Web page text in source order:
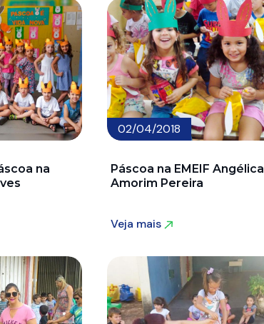
na
02/04/2018
Páscoa na EMEIF Angélica
Amorim Pereira
Veja mais